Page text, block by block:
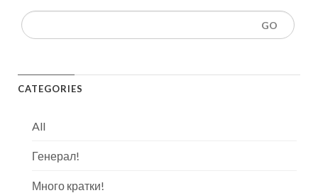
CATEGORIES
All
Генерал!
Много кратки!